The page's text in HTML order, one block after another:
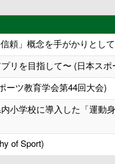
頼」概念を手がかりとし
リを目指して〜 (日本スポ
ーツ教育学会第44回大会)
小学校に導入した「運動
of Sport)